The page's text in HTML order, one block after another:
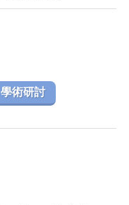
學術研討